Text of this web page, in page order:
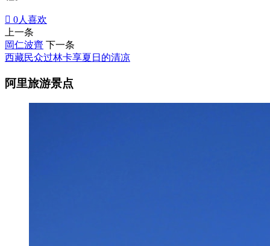
 0人喜欢
上一条
岡仁波齊 下一条
西藏民众过林卡享夏日的清凉
阿里旅游景点